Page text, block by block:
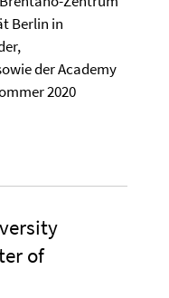
Berlin in
der Academy
2020
of